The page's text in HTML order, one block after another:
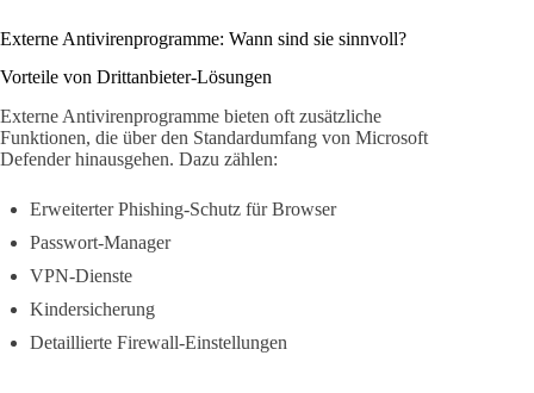
Externe Antivirenprogramme: Wann sind sie sinnvoll?
Vorteile von Drittanbieter-Lösungen
Externe Antivirenprogramme bieten oft zusätzliche
Funktionen, die über den Standardumfang von Microsoft
Defender hinausgehen. Dazu zählen:
Erweiterter Phishing-Schutz für Browser
Passwort-Manager
VPN-Dienste
Kindersicherung
Detaillierte Firewall-Einstellungen